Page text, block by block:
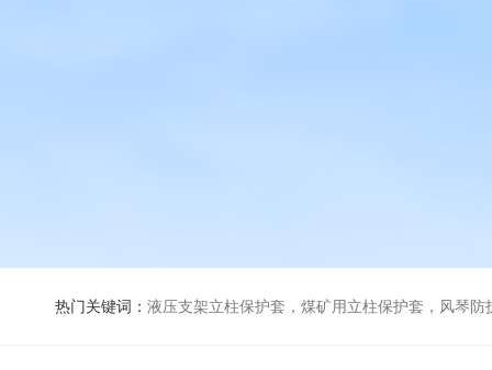
热门关键词： 液压支架立柱保护套，煤矿用立柱保护套，风琴